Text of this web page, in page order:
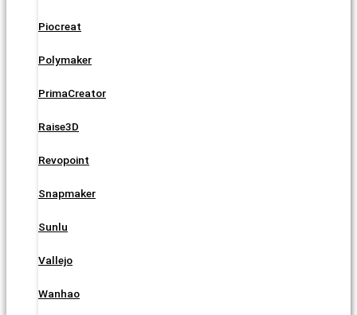
Piocreat
Polymaker
PrimaCreator
Raise3D
Revopoint
Snapmaker
Sunlu
Vallejo
Wanhao